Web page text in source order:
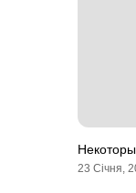
23 Січня,